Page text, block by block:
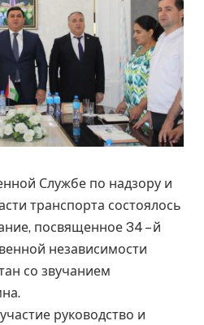
Службе по надзору и
транспорта состоялось
посвященное 34 – й
независимости
со звучанием
руководство и